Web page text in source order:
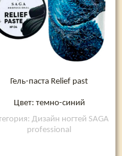
Гель-паста Relief past
Цвет: темно-синий
Дизайн ногтей SAGA
professional